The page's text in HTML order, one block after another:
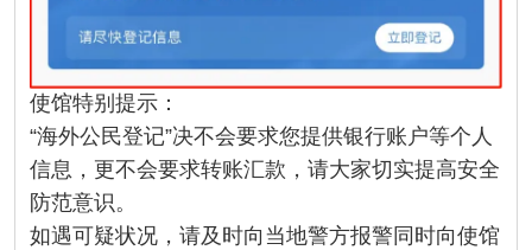
使馆特别提示：
“海外公民登记”决不会要求您提供银行账户等个人
信息，更不会要求转账汇款，请大家切实提高安全
防范意识。
如遇可疑状况，请及时向当地警方报警同时向使馆